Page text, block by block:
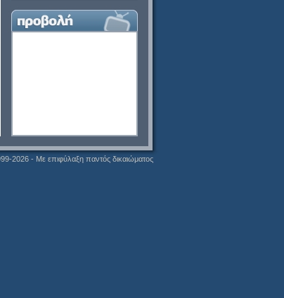
2026 - Με επιφύλαξη παντός δικαιώματος